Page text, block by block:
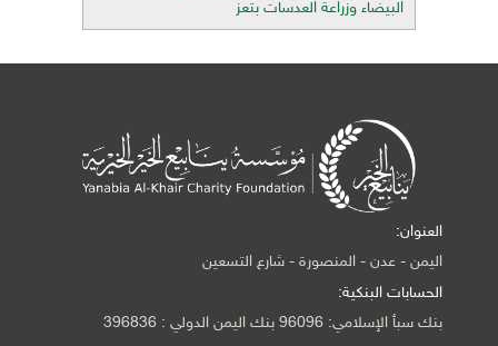
البيضاء وزراعة العدسات بتعز
العنوان:
اليمن - عدن - المنصورة - شارع التسعين
الحسابات البنكية:
بنك سبأ الإسلامي: 96096 بنك اليمن الدولي : 396836